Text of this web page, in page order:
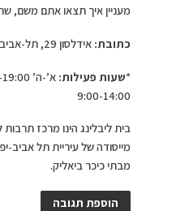
מעניין איך תצאו אתם משם,
כתובת: אידלסון 29, תל-אביב-יפו
*שעות פעילות:
9:00-14:00
בית ליבלינג הינו מרכז תרבות
מייסודה של עיריית תל אביב-
מבתי כיכר ביאליק.
הוספת תגובה